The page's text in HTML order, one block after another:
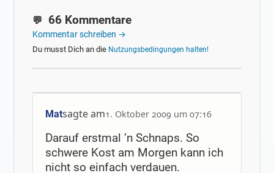
66 Kommentare
Kommentar schreiben →
Du musst Dich an die Nutzungsbedingungen halten!
Matsagte am1. Oktober 2009 um 07:16
Darauf erstmal ’n Schnaps. So
schwere Kost am Morgen kann ich
nicht so einfach verdauen.